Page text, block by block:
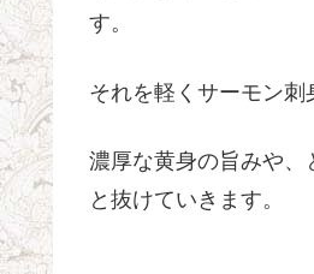
す。
それを軽くサーモン刺
濃厚な黄身の旨みや
と抜けていきます。